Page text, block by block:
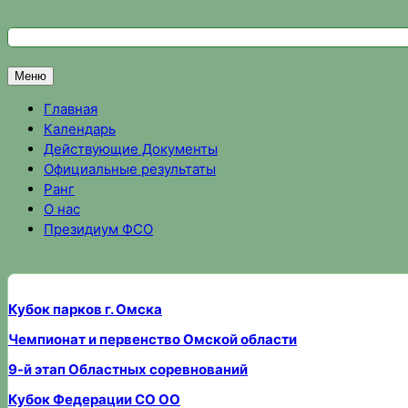
кФедерация спортивного ориентирования Омской области
Спортивное ориентирование в Омске, результаты
Меню
Главная
Календарь
Действующие Документы
Официальные результаты
Ранг
О нас
Президиум ФСО
Кубок парков г. Омска
Чемпионат и первенство Омской области
9-й этап Областных соревнований
Кубок Федерации СО ОО